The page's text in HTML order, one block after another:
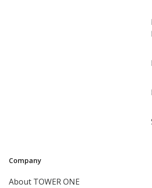
Company
About TOWER ONE